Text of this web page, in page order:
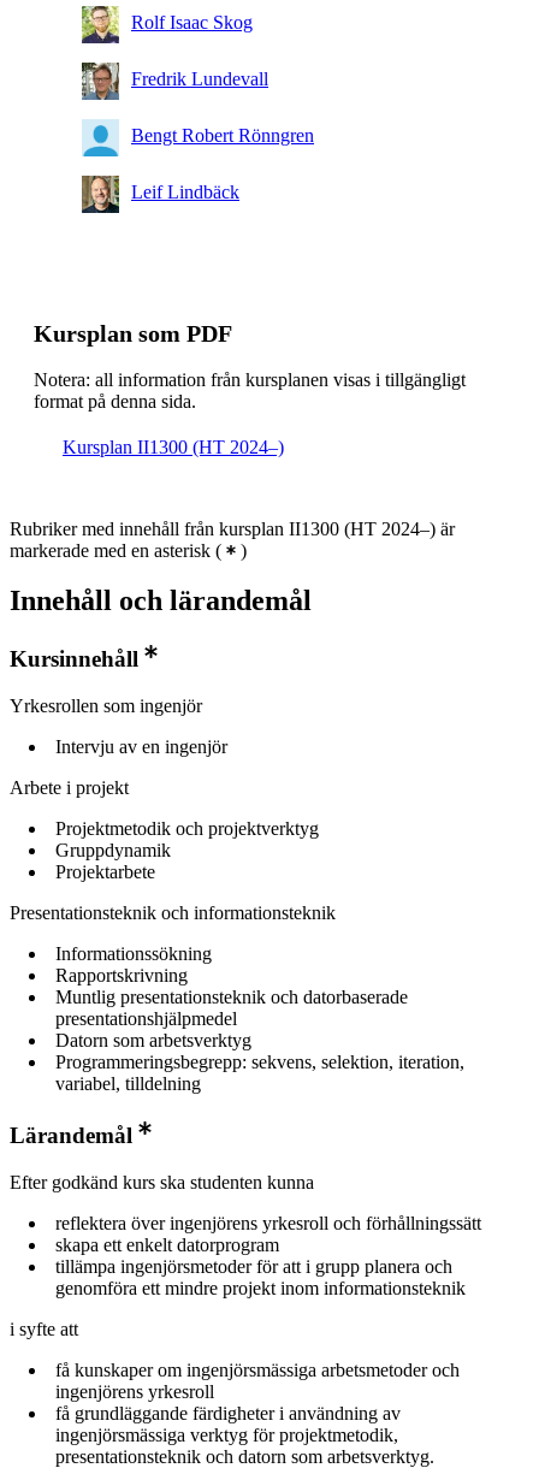
Rolf Isaac Skog
Fredrik Lundevall
Bengt Robert Rönngren
Leif Lindbäck
Kursplan som PDF
Notera: all information från kursplanen visas i tillgängligt
format på denna sida.
Kursplan II1300 (HT 2024–)
Rubriker med innehåll från kursplan II1300 (HT 2024–) är
markerade med en asterisk ( )
Innehåll och lärandemål
Kursinnehåll
Yrkesrollen som ingenjör
Intervju av en ingenjör
Arbete i projekt
Projektmetodik och projektverktyg
Gruppdynamik
Projektarbete
Presentationsteknik och informationsteknik
Informationssökning
Rapportskrivning
Muntlig presentationsteknik och datorbaserade
presentationshjälpmedel
Datorn som arbetsverktyg
Programmeringsbegrepp: sekvens, selektion, iteration,
variabel, tilldelning
Lärandemål
Efter godkänd kurs ska studenten kunna
reflektera över ingenjörens yrkesroll och förhållningssätt
skapa ett enkelt datorprogram
tillämpa ingenjörsmetoder för att i grupp planera och
genomföra ett mindre projekt inom informationsteknik
i syfte att
få kunskaper om ingenjörsmässiga arbetsmetoder och
ingenjörens yrkesroll
få grundläggande färdigheter i användning av
ingenjörsmässiga verktyg för projektmetodik,
presentationsteknik och datorn som arbetsverktyg.